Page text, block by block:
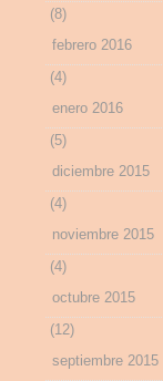
(8)
febrero 2016
(4)
enero 2016
(5)
diciembre 2015
(4)
noviembre 2015
(4)
octubre 2015
(12)
septiembre 2015